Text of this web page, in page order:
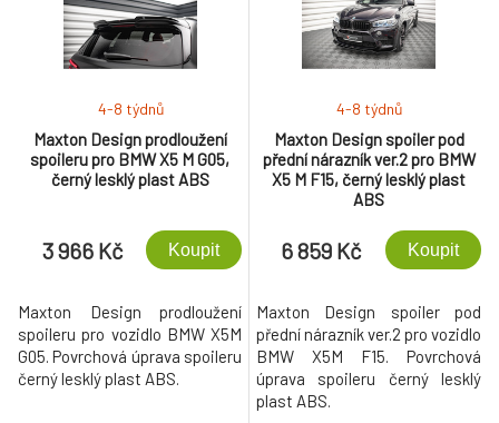
Maxton Design prodloužení
spoileru pro BMW X5 M G05,
černý lesklý plast ABS
4-8 týdnů
3 966 Kč Koupit
Maxton Design prodloužení
spoileru pro vozidlo BMW X5M
G05. Povrchová úprava spoileru
černý lesklý plast ABS.
Maxton Design spoiler pod
přední nárazník ver.2 pro BMW
X5 M F15, černý lesklý plast
ABS
4-8 týdnů
6 859 Kč Koupit
Maxton Design spoiler pod
přední nárazník ver.2 pro vozidlo
BMW X5M F15. Povrchová
úprava spoileru černý lesklý
plast ABS.